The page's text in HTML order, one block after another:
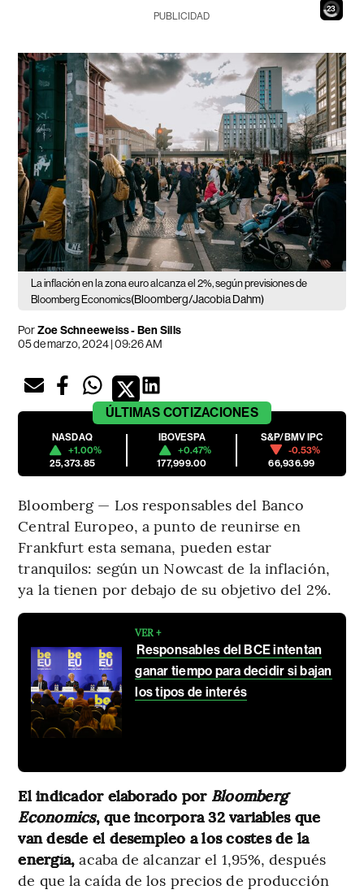
21
PUBLICIDAD
La inflación en la zona euro alcanza el 2%, según previsiones de
Bloomberg Economics(Bloomberg/Jacobia Dahm)
PorZoe Schneeweiss - Ben Sills
05 de marzo, 2024 | 09:26 AM
ÚLTIMAS COTIZACIONES
NASDAQ
+1.00%
25,373.85
IBOVESPA
+0.47%
177,999.00
S&P/BMV IPC
-0.53%
66,936.99
Bloomberg — Los responsables del Banco
Central Europeo, a punto de reunirse en
Frankfurt esta semana, pueden estar
tranquilos: según un Nowcast de la inflación,
ya la tienen por debajo de su objetivo del 2%.
VER +
Responsables del BCE intentan
ganar tiempo para decidir si bajan
los tipos de interés
El indicador elaborado por Bloomberg
Economics, que incorpora 32 variables que
van desde el desempleo a los costes de la
energía, acaba de alcanzar el 1,95%, después
de que la caída de los precios de producción